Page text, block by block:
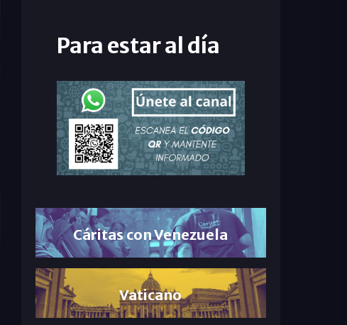
Para estar al día
Cáritas con Venezuela
Vaticano